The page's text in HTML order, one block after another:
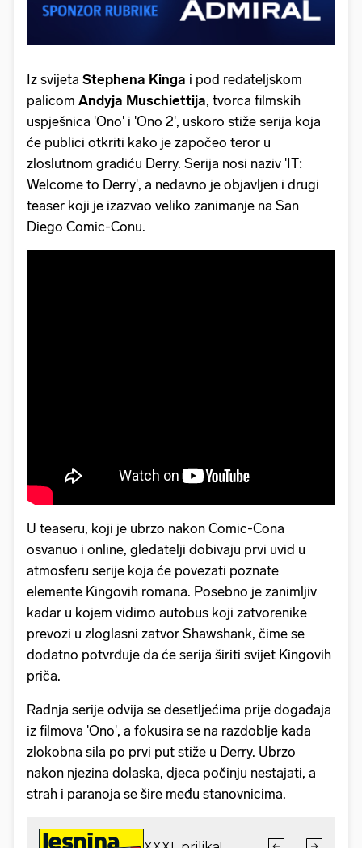
Iz svijeta Stephena Kinga i pod redateljskom
palicom Andyja Muschiettija, tvorca filmskih
uspješnica 'Ono' i 'Ono 2', uskoro stiže serija koja
će publici otkriti kako je započeo teror u
zloslutnom gradiću Derry. Serija nosi naziv 'IT:
Welcome to Derry', a nedavno je objavljen i drugi
teaser koji je izazvao veliko zanimanje na San
Diego Comic-Conu.
U teaseru, koji je ubrzo nakon Comic-Cona
osvanuo i online, gledatelji dobivaju prvi uvid u
atmosferu serije koja će povezati poznate
elemente Kingovih romana. Posebno je zanimljiv
kadar u kojem vidimo autobus koji zatvorenike
prevozi u zloglasni zatvor Shawshank, čime se
dodatno potvrđuje da će serija širiti svijet Kingovih
priča.
Radnja serije odvija se desetljećima prije događaja
iz filmova 'Ono', a fokusira se na razdoblje kada
zlokobna sila po prvi put stiže u Derry. Ubrzo
nakon njezina dolaska, djeca počinju nestajati, a
strah i paranoja se šire među stanovnicima.